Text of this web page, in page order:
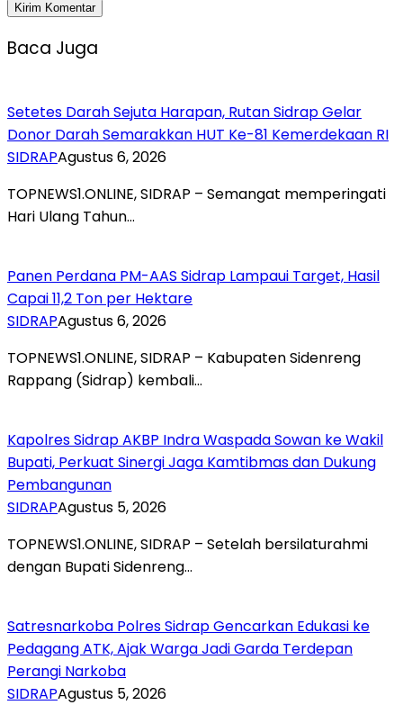
Baca Juga
Setetes Darah Sejuta Harapan, Rutan Sidrap Gelar
Donor Darah Semarakkan HUT Ke-81 Kemerdekaan RI
SIDRAPAgustus 6, 2026
TOPNEWS1.ONLINE, SIDRAP – Semangat memperingati
Hari Ulang Tahun…
Panen Perdana PM-AAS Sidrap Lampaui Target, Hasil
Capai 11,2 Ton per Hektare
SIDRAPAgustus 6, 2026
TOPNEWS1.ONLINE, SIDRAP – Kabupaten Sidenreng
Rappang (Sidrap) kembali…
Kapolres Sidrap AKBP Indra Waspada Sowan ke Wakil
Bupati, Perkuat Sinergi Jaga Kamtibmas dan Dukung
Pembangunan
SIDRAPAgustus 5, 2026
TOPNEWS1.ONLINE, SIDRAP – Setelah bersilaturahmi
dengan Bupati Sidenreng…
Satresnarkoba Polres Sidrap Gencarkan Edukasi ke
Pedagang ATK, Ajak Warga Jadi Garda Terdepan
Perangi Narkoba
SIDRAPAgustus 5, 2026